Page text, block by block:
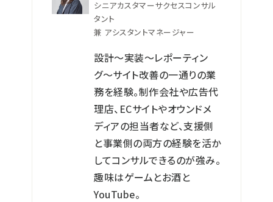
シニアカスタマーサクセスコンサル
タント
兼 アシスタントマネージャー
設計〜実装〜レポーティン
グ〜サイト改善の一通りの業
務を経験。制作会社や広告代
理店、ECサイトやオウンドメ
ディアの担当者など、支援側
と事業側の両方の経験を活か
してコンサルできるのが強み。
趣味はゲームとお酒と
YouTube。